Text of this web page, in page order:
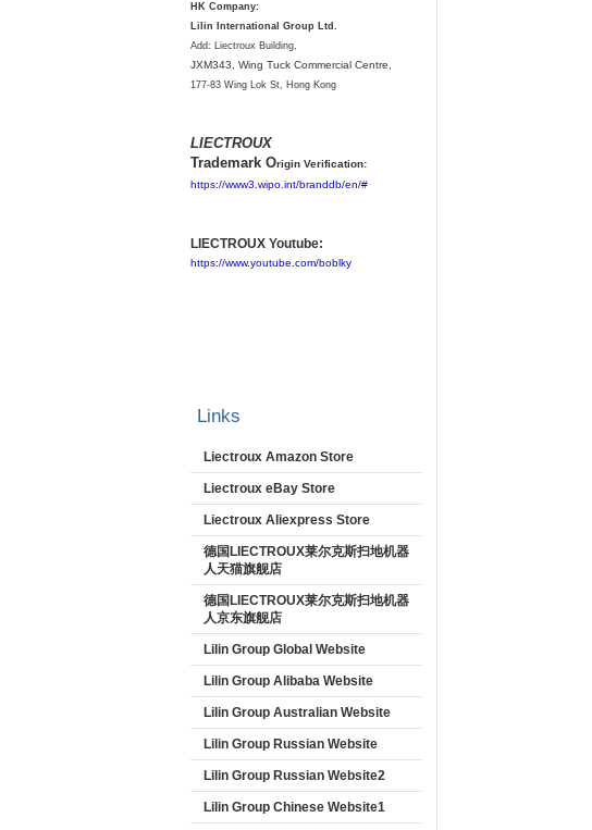
HK Company:
Lilin International Group Ltd.
Add: Liectroux Building,
JXM343, Wing Tuck Commercial Centre,
177-83 Wing Lok St, Hong Kong
LIECTROUX
Trademark Origin Verification:
https://www3.wipo.int/branddb/en/#
LIECTROUX Youtube:
https://www.youtube.com/boblky
Links
Liectroux Amazon Store
Liectroux eBay Store
Liectroux Aliexpress Store
德国LIECTROUX莱尔克斯扫地机器
人天猫旗舰店
德国LIECTROUX莱尔克斯扫地机器
人京东旗舰店
Lilin Group Global Website
Lilin Group Alibaba Website
Lilin Group Australian Website
Lilin Group Russian Website
Lilin Group Russian Website2
Lilin Group Chinese Website1